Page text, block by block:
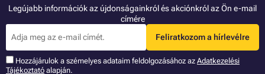
Legújabb információk az újdonságainkról és akciónkról az Ön e-mail
címére
Feliratkozom a hírlevélre
Hozzájárulok a szémelyes adataim feldolgozásához az Adatkezelési
Tájékoztató alapján.